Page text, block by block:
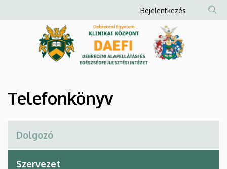
Debreceni
és
Egészségfejlesztési
Intézet
a
Anonim
Felhasználói
fiók
menüje
Bejelentkezés
Telefonkönyv